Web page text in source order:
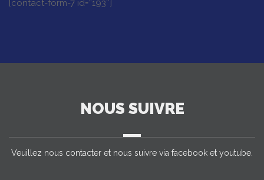
[contact-form-7 id=”193″]
NOUS SUIVRE
Veuillez nous contacter et nous suivre via facebook et youtube.